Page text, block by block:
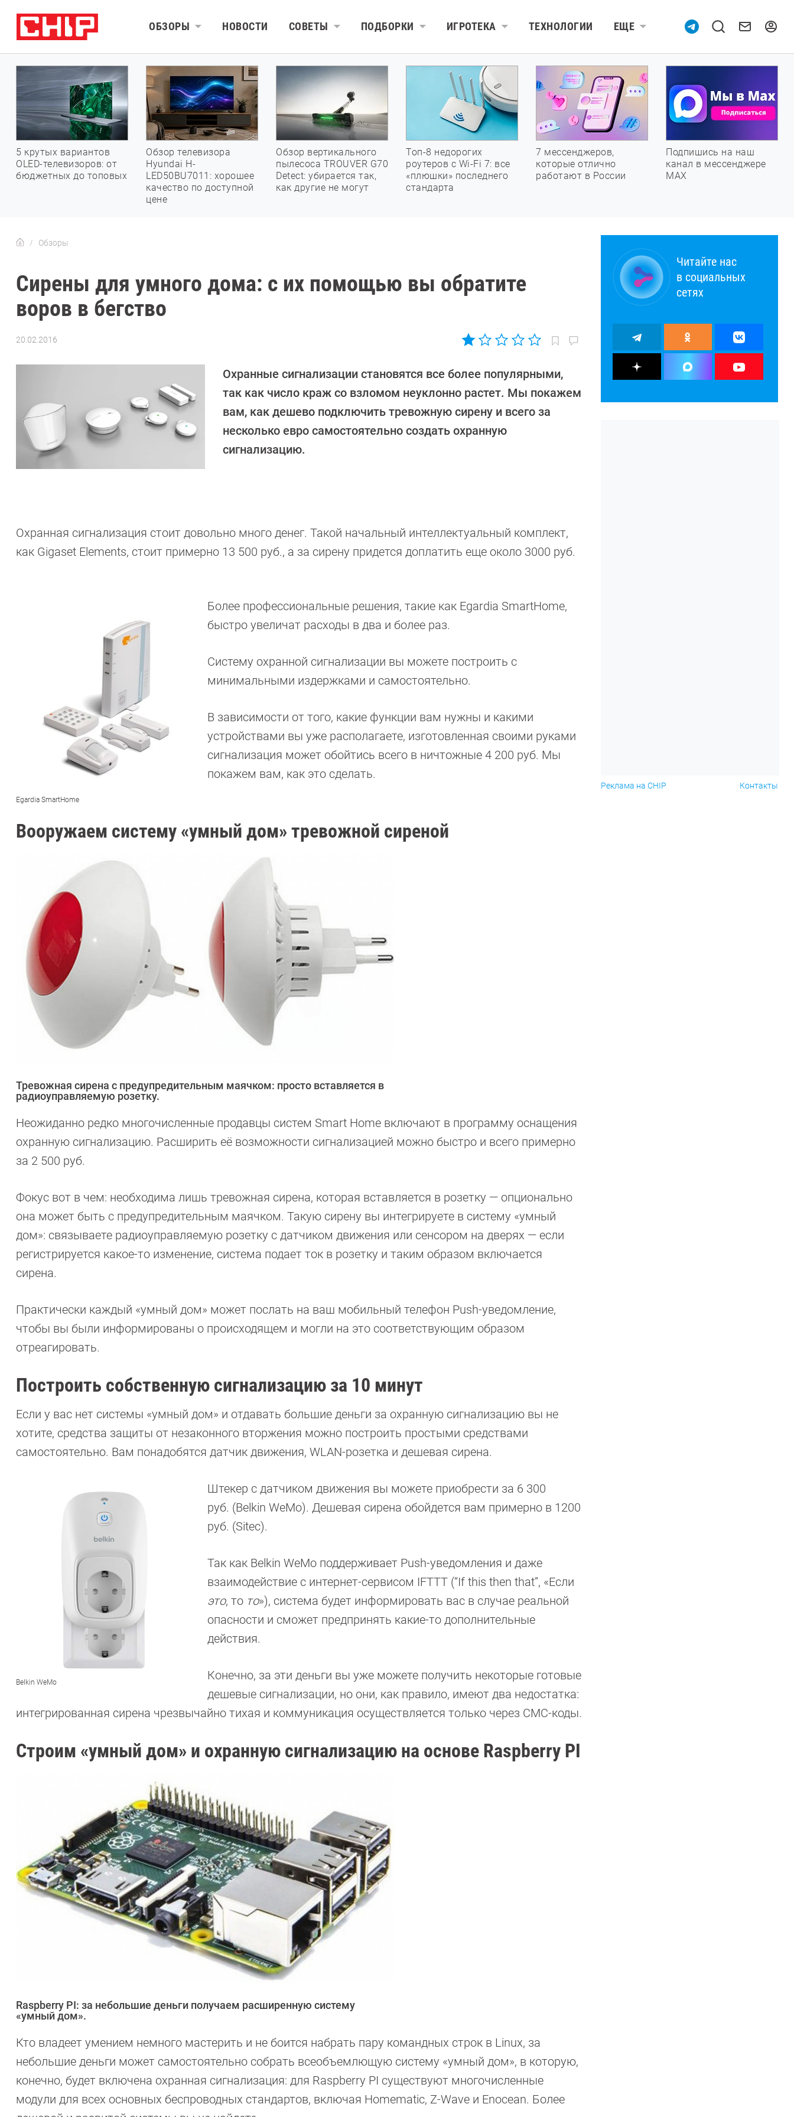
ОБЗОРЫ НОВОСТИ СОВЕТЫ ПОДБОРКИ ИГРОТЕКА ТЕХНОЛОГИИ ЕЩЕ
5 крутых вариантов
OLED-телевизоров: от
бюджетных до топовых
Обзор телевизора
Hyundai H-
LED50BU7011: хорошее
качество по доступной
цене
Обзор вертикального
пылесоса TROUVER G70
Detect: убирается так,
как другие не могут
Топ-8 недорогих
роутеров с Wi-Fi 7: все
«плюшки» последнего
стандарта
7 мессенджеров,
которые отлично
работают в России
Подпишись на наш
канал в мессенджере
МАХ
Обзоры
Сирены для умного дома: с их помощью вы обратите
воров в бегство
20.02.2016
Охранные сигнализации становятся все более популярными,
так как число краж со взломом неуклонно растет. Мы покажем
вам, как дешево подключить тревожную сирену и всего за
несколько евро самостоятельно создать охранную
сигнализацию.
Охранная сигнализация стоит довольно много денег. Такой начальный интеллектуальный комплект,
как Gigaset Elements, стоит примерно 13 500 руб., а за сирену придется доплатить еще около 3000 руб.
Egardia SmartHome
Более профессиональные решения, такие как Egardia SmartHome,
быстро увеличат расходы в два и более раз.
Систему охранной сигнализации вы можете построить с
минимальными издержками и самостоятельно.
В зависимости от того, какие функции вам нужны и какими
устройствами вы уже располагаете, изготовленная своими руками
сигнализация может обойтись всего в ничтожные 4 200 руб. Мы
покажем вам, как это сделать.
Вооружаем систему «умный дом» тревожной сиреной
Тревожная сирена с предупредительным маячком: просто вставляется в
радиоуправляемую розетку.
Неожиданно редко многочисленные продавцы систем Smart Home включают в программу оснащения
охранную сигнализацию. Расширить её возможности сигнализацией можно быстро и всего примерно
за 2 500 руб.
Фокус вот в чем: необходима лишь тревожная сирена, которая вставляется в розетку — опционально
она может быть с предупредительным маячком. Такую сирену вы интегрируете в систему «умный
дом»: связываете радиоуправляемую розетку с датчиком движения или сенсором на дверях — если
регистрируется какое-то изменение, система подает ток в розетку и таким образом включается
сирена.
Практически каждый «умный дом» может послать на ваш мобильный телефон Push-уведомление,
чтобы вы были информированы о происходящем и могли на это соответствующим образом
отреагировать.
Построить собственную сигнализацию за 10 минут
Если у вас нет системы «умный дом» и отдавать большие деньги за охранную сигнализацию вы не
хотите, средства защиты от незаконного вторжения можно построить простыми средствами
самостоятельно. Вам понадобятся датчик движения, WLAN-розетка и дешевая сирена.
Belkin WeMo
Штекер с датчиком движения вы можете приобрести за 6 300
руб. (Belkin WeMo). Дешевая сирена обойдется вам примерно в 1200
руб. (Sitec).
Так как Belkin WeMo поддерживает Push-уведомления и даже
взаимодействие с интернет-сервисом IFTTT (“If this then that”, «Если
это, то то»), система будет информировать вас в случае реальной
опасности и сможет предпринять какие-то дополнительные
действия.
Конечно, за эти деньги вы уже можете получить некоторые готовые
дешевые сигнализации, но они, как правило, имеют два недостатка:
интегрированная сирена чрезвычайно тихая и коммуникация осуществляется только через СМС-коды.
Строим «умный дом» и охранную сигнализацию на основе Raspberry PI
Raspberry PI: за небольшие деньги получаем расширенную систему
«умный дом».
Кто владеет умением немного мастерить и не боится набрать пару командных строк в Linux, за
небольшие деньги может самостоятельно собрать всеобъемлющую систему «умный дом», в которую,
конечно, будет включена охранная сигнализация: для Raspberry PI существуют многочисленные
модули для всех основных беспроводных стандартов, включая Homematic, Z-Wave и Enocean. Более
Читайте нас
в социальных
сетях
Реклама на CHIP Контакты